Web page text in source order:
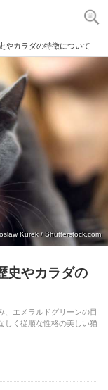
やカラダの特徴について
Kurek / Shutterstock.com
史やカラダの
、エメラルドグリーンの目
しく従順な性格の美しい猫